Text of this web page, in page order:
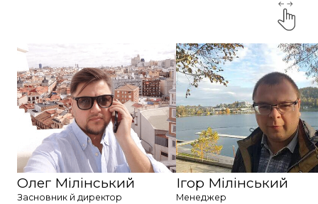
Олег Мілінський
Засновник й директор
Ігор Мілінський
Менеджер